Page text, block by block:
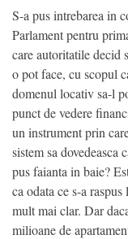
S-a pus intrebarea in
Parlament pentru
care autoritatile decid
o pot face, cu scopul
domenul locativ sa-l
punct de vedere
un instrument prin
sistem sa dovedeasca
pus faianta in baie?
ca odata ce s-a
mult mai clar. Dar
milioane de